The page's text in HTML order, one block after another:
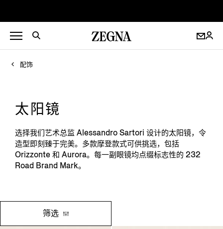
配饰
太阳镜
选择我们艺术总监 Alessandro Sartori 设计的太阳镜，令
造型即刻臻于完美。多款摩登款式可供挑选，包括
Orizzonte 和 Aurora。每一副眼镜均点缀标志性的 232
Road Brand Mark。
筛选